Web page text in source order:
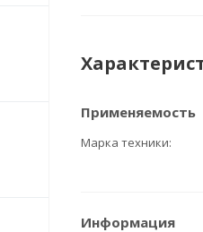
Применяемость
Марка техники
Информация